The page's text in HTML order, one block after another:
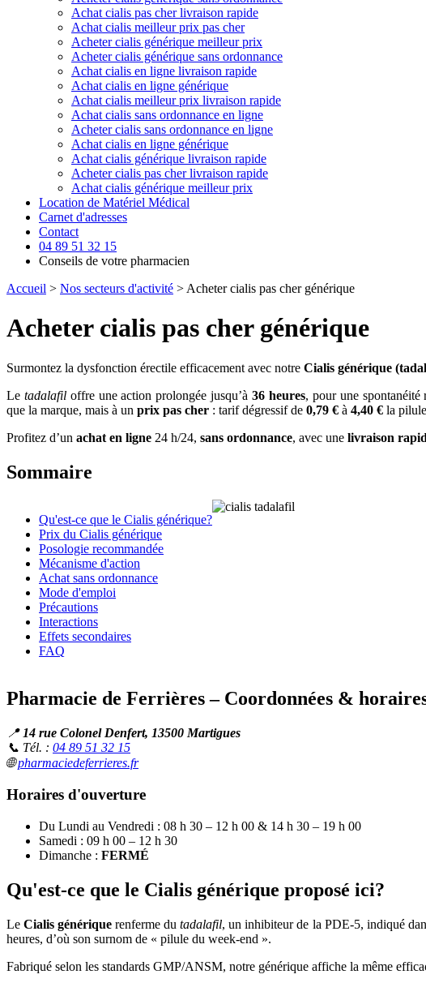
Achat cialis pas cher livraison rapide
Achat cialis meilleur prix pas cher
Acheter cialis générique meilleur prix
Acheter cialis générique sans ordonnance
Achat cialis en ligne livraison rapide
Achat cialis en ligne générique
Achat cialis meilleur prix livraison rapide
Achat cialis sans ordonnance en ligne
Acheter cialis sans ordonnance en ligne
Achat cialis en ligne générique
Achat cialis générique livraison rapide
Acheter cialis pas cher livraison rapide
Achat cialis générique meilleur prix
Location de Matériel Médical
Carnet d'adresses
Contact
04 89 51 32 15
Conseils de votre pharmacien
Accueil > Nos secteurs d'activité > Acheter cialis pas cher générique
Acheter cialis pas cher générique
Surmontez la dysfonction érectile efficacement avec notre Cialis générique
Le tadalafiloffre une action prolongée jusqu’à36 heures, pour une spontanéité
que la marque, mais à un prix pas cher : tarif dégressif de 0,79 € à 4,40 € la
Profitez d’un achat en ligne 24 h/24, sans ordonnance, avec une livraison
Sommaire
Qu'est-ce que le Cialis générique?
Prix du Cialis générique
Posologie recommandée
Mécanisme d'action
Achat sans ordonnance
Mode d'emploi
Précautions
Interactions
Effets secondaires
FAQ
Pharmacie de Ferrières – Coordonnées &
📍 14 rue Colonel Denfert, 13500 Martigues
📞 Tél. : 04 89 51 32 15
🌐pharmaciedeferrieres.fr
Horaires d'ouverture
Du Lundi au Vendredi : 08 h 30 – 12 h 00 & 14 h 30 – 19 h 00
Samedi : 09 h 00 – 12 h 30
Dimanche : FERMÉ
Qu'est-ce que le Cialis générique proposé ici?
LeCialis générique renferme dutadalafil, un inhibiteur de la PDE-5, indiqué
heures, d’où son surnom de « pilule du week-end ».
Fabriqué selon les standards GMP/ANSM, notre générique affiche la même